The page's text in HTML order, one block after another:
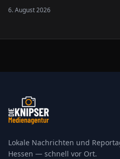
6. August 2026
Lokale Nachrichten und
Hessen — schnell vor Ort.